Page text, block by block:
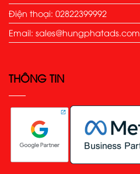
Điện thoại: 02822399992
Email: sales@hungphatads.com
THÔNG TIN